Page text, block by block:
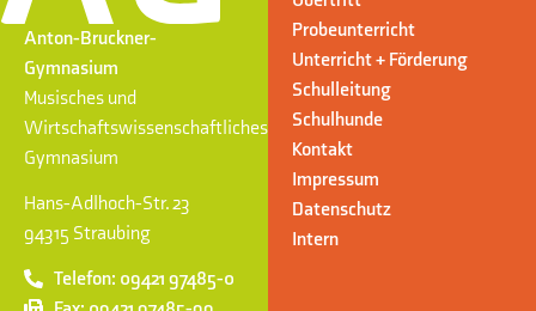
Anton-Bruckner-
Gymnasium
Musisches und
Wirtschaftswissenschaftliches
Gymnasium
Hans-Adlhoch-Str. 23
94315 Straubing
Telefon: 09421 97485-0
Probeunterricht
Unterricht + Förderung
Schulleitung
Schulhunde
Kontakt
Impressum
Datenschutz
Intern